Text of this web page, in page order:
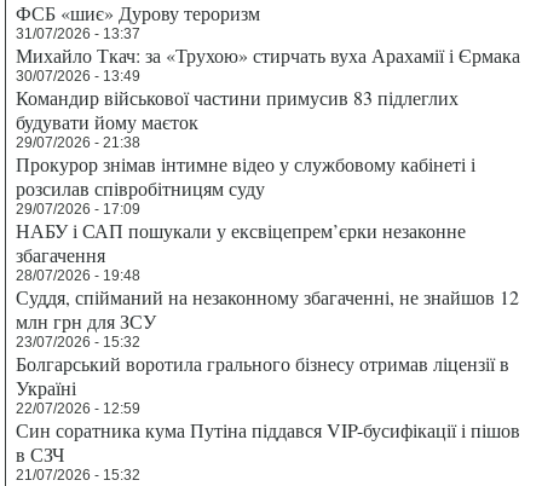
ФСБ «шиє» Дурову тероризм
31/07/2026 - 13:37
Михайло Ткач: за «Трухою» стирчать вуха Арахамії і Єрмака
30/07/2026 - 13:49
Командир військової частини примусив 83 підлеглих
будувати йому маєток
29/07/2026 - 21:38
Прокурор знімав інтимне відео у службовому кабінеті і
розсилав співробітницям суду
29/07/2026 - 17:09
НАБУ і САП пошукали у ексвіцепрем’єрки незаконне
збагачення
28/07/2026 - 19:48
Суддя, спійманий на незаконному збагаченні, не знайшов 12
млн грн для ЗСУ
23/07/2026 - 15:32
Болгарський воротила грального бізнесу отримав ліцензії в
Україні
22/07/2026 - 12:59
Син соратника кума Путіна піддався VIP-бусифікації і пішов
в СЗЧ
21/07/2026 - 15:32